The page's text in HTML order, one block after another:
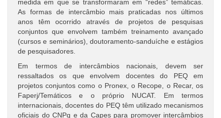
medida em que se transformaram em “redes” temáticas.
As formas de intercâmbio mais praticadas nos últimos
anos têm ocorrido através de projetos de pesquisas
conjuntos que envolvem também treinamento avançado
(cursos e seminários), doutoramento-sanduíche e estágios
de pesquisadores.
Em termos de intercâmbios nacionais, devem ser
ressaltados os que envolvem docentes do PEQ em
projetos conjuntos como o Pronex, o Recope, o Recar, os
Faperj/Temáticos e o próprio NUCAT. Em termos
internacionais, docentes do PEQ têm utilizado mecanismos
oficiais do CNPq e da Capes para promover intercâmbios